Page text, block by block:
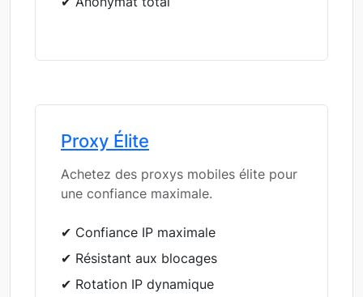
Proxy Élite
Achetez des proxys mobiles élite pour
une confiance maximale.
✔ Confiance IP maximale
✔ Résistant aux blocages
✔ Rotation IP dynamique